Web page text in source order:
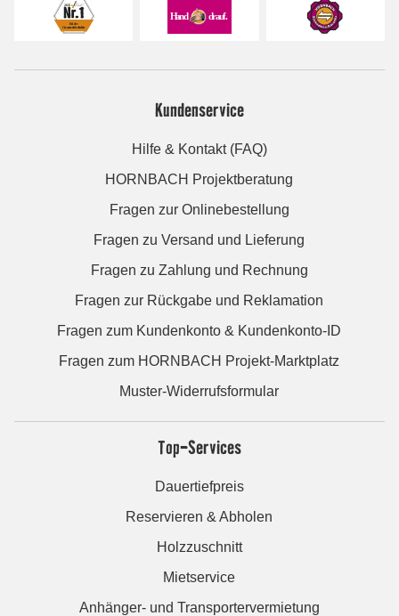
Kundenservice
Hilfe & Kontakt (FAQ)
HORNBACH Projektberatung
Fragen zur Onlinebestellung
Fragen zu Versand und Lieferung
Fragen zu Zahlung und Rechnung
Fragen zur Rückgabe und Reklamation
Fragen zum Kundenkonto & Kundenkonto-ID
Fragen zum HORNBACH Projekt-Marktplatz
Muster-Widerrufsformular
Top-Services
Dauertiefpreis
Reservieren & Abholen
Holzzuschnitt
Mietservice
Anhänger- und Transportervermietung